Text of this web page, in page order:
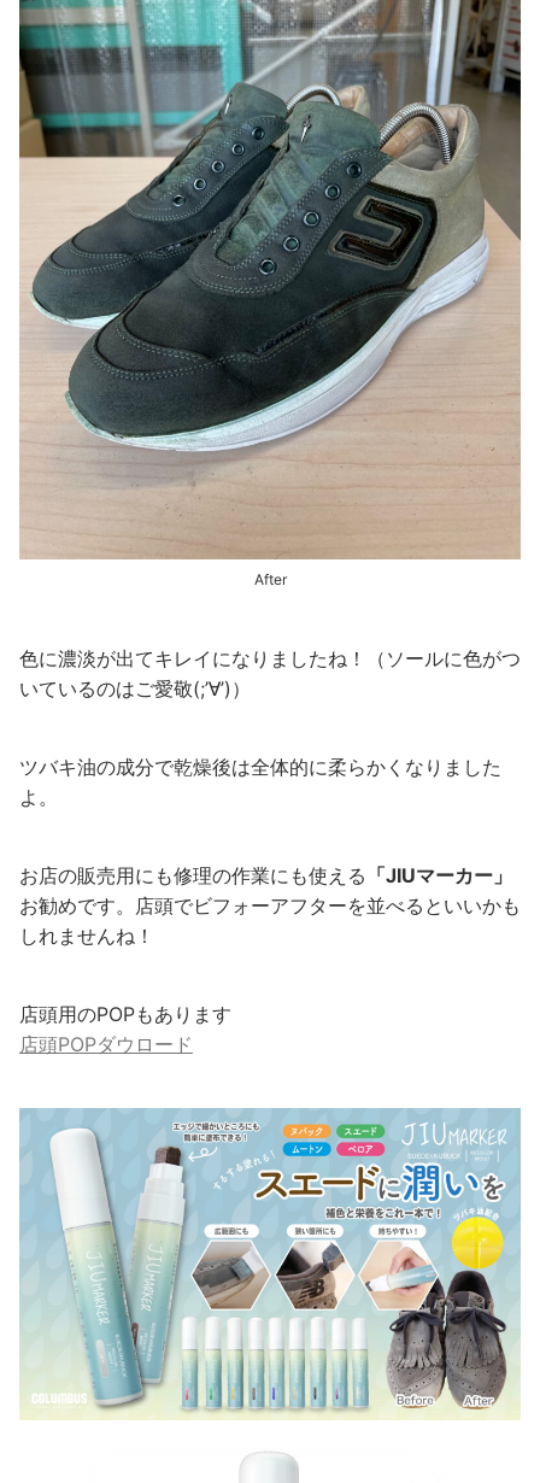
After
色に濃淡が出てキレイになりましたね！（ソールに色がつ
いているのはご愛敬(;’∀’)）
ツバキ油の成分で乾燥後は全体的に柔らかくなりました
よ。
お店の販売用にも修理の作業にも使える 「JIUマーカー」
お勧めです。店頭でビフォーアフターを並べるといいかも
しれませんね！
店頭用のPOPもあります
店頭POPダウロード